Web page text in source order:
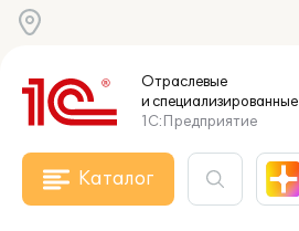
Отраслевые
и специализированные
1С:Предприятие
Каталог